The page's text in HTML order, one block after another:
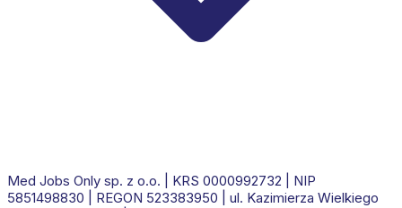
Med Jobs Only sp. z o.o. | KRS 0000992732 | NIP
5851498830 | REGON 523383950
ul. Kazimierza Wielkiego